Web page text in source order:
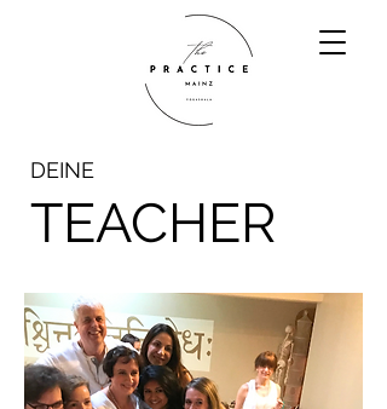
DEINE
TEACHER